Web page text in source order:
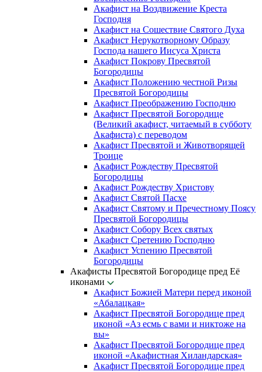
Акафист на Воздвижение Креста
Господня
Акафист на Сошествие Святого Духа
Акафист Нерукотворному Образу
Господа нашего Иисуса Христа
Акафист Покрову Пресвятой
Богородицы
Акафист Положению честной Ризы
Пресвятой Богородицы
Акафист Преображению Господню
Акафист Пресвятой Богородице
(Великий акафист, читаемый в субботу
Акафиста) с переводом
Акафист Пресвятой и Животворящей
Троице
Акафист Рождеству Пресвятой
Богородицы
Акафист Рождеству Христову
Акафист Святой Пасхе
Акафист Святому и Пречестному Поясу
Пресвятой Богородицы
Акафист Собору Всех святых
Акафист Сретению Господню
Акафист Успению Пресвятой
Богородицы
Акафисты Пресвятой Богородице пред Её
иконами
Акафист Божией Матери перед иконой
«Абалацкая»
Акафист Пресвятой Богородице пред
иконой «Аз есмь с вами и никтоже на
вы»
Акафист Пресвятой Богородице пред
иконой «Акафистная Хиландарская»
Акафист Пресвятой Богородице пред